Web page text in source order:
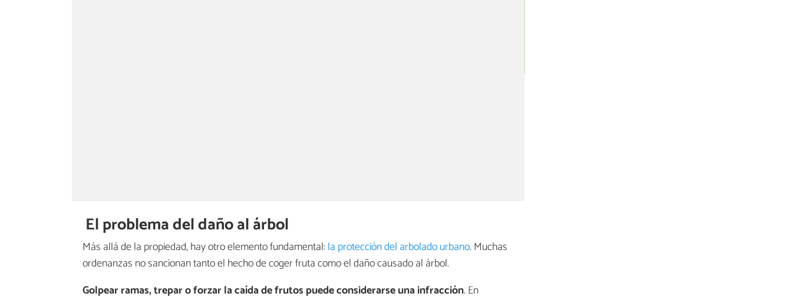
El problema del daño al árbol
Más allá de la propiedad, hay otro elemento fundamental:la protección del arbolado urbano. Muchas
ordenanzas no sancionan tanto el hecho de coger fruta como el daño causado al árbol.
Golpear ramas, trepar o forzar la caída de frutos puede considerarse una infracción. En